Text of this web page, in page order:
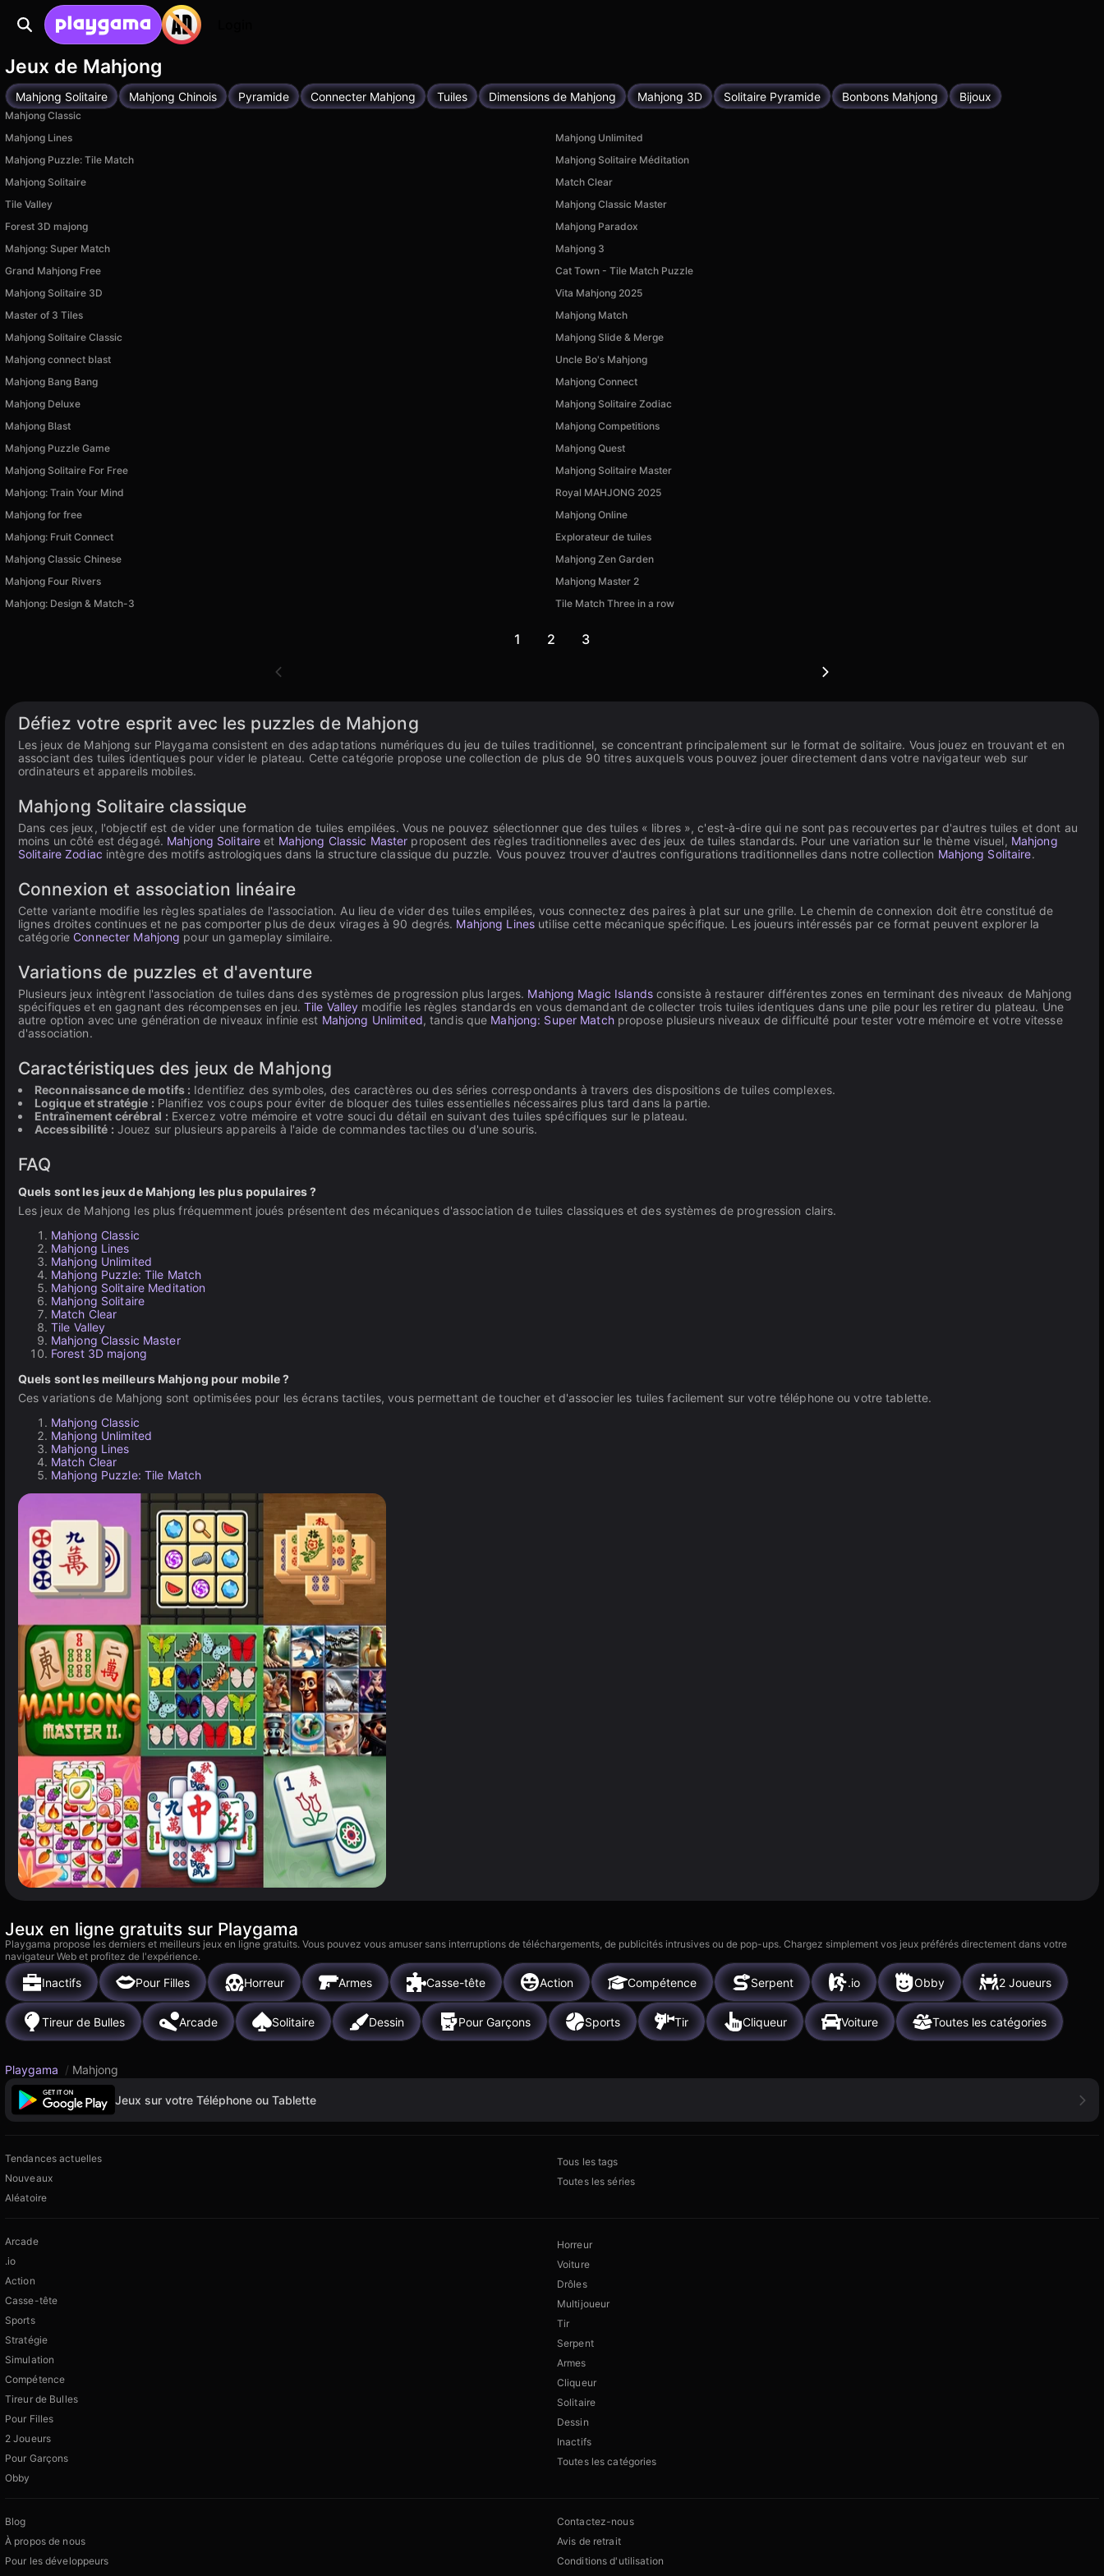
Jeux de Mahjong
Mahjong Solitaire Mahjong Chinois Pyramide Connecter Mahjong Tuiles Dimensions de Mahjong Mahjong 3D Solitaire Pyramide Bonbons Mahjong Bijoux
Mahjong Classic
Mahjong Lines
Mahjong Unlimited
Mahjong Puzzle: Tile Match
Mahjong Solitaire Méditation
Mahjong Solitaire
Match Clear
Tile Valley
Mahjong Classic Master
Forest 3D majong
Mahjong Paradox
Mahjong: Super Match
Mahjong 3
Grand Mahjong Free
Cat Town - Tile Match Puzzle
Mahjong Solitaire 3D
Vita Mahjong 2025
Master of 3 Tiles
Mahjong Match
Mahjong Solitaire Classic
Mahjong Slide & Merge
Mahjong connect blast
Uncle Bo's Mahjong
Mahjong Bang Bang
Mahjong Connect
Mahjong Deluxe
Mahjong Solitaire Zodiac
Mahjong Blast
Mahjong Competitions
Mahjong Puzzle Game
Mahjong Quest
Mahjong Solitaire For Free
Mahjong Solitaire Master
Mahjong: Train Your Mind
Royal MAHJONG 2025
Mahjong for free
Mahjong Online
Mahjong: Fruit Connect
Explorateur de tuiles
Mahjong Classic Chinese
Mahjong Zen Garden
Mahjong Four Rivers
Mahjong Master 2
Mahjong: Design & Match-3
Tile Match Three in a row
1 2 3
Défiez votre esprit avec les puzzles de Mahjong
Les jeux de Mahjong sur Playgama consistent en des adaptations numériques du jeu de tuiles traditionnel, se concentrant principalement sur le format de solitaire. Vous jouez en trouvant et en
associant des tuiles identiques pour vider le plateau. Cette catégorie propose une collection de plus de 90 titres auxquels vous pouvez jouer directement dans votre navigateur web sur
ordinateurs et appareils mobiles.
Mahjong Solitaire classique
Dans ces jeux, l'objectif est de vider une formation de tuiles empilées. Vous ne pouvez sélectionner que des tuiles « libres », c'est-à-dire qui ne sont pas recouvertes par d'autres tuiles et dont au
moins un côté est dégagé. Mahjong Solitaire et Mahjong Classic Master proposent des règles traditionnelles avec des jeux de tuiles standards. Pour une variation sur le thème visuel, Mahjong
Solitaire Zodiac intègre des motifs astrologiques dans la structure classique du puzzle. Vous pouvez trouver d'autres configurations traditionnelles dans notre collection Mahjong Solitaire.
Connexion et association linéaire
Cette variante modifie les règles spatiales de l'association. Au lieu de vider des tuiles empilées, vous connectez des paires à plat sur une grille. Le chemin de connexion doit être constitué de
lignes droites continues et ne pas comporter plus de deux virages à 90 degrés. Mahjong Lines utilise cette mécanique spécifique. Les joueurs intéressés par ce format peuvent explorer la
catégorie Connecter Mahjong pour un gameplay similaire.
Variations de puzzles et d'aventure
Plusieurs jeux intègrent l'association de tuiles dans des systèmes de progression plus larges. Mahjong Magic Islandsconsiste à restaurer différentes zones en terminant des niveaux de Mahjong
spécifiques et en gagnant des récompenses en jeu. Tile Valley modifie les règles standards en vous demandant de collecter trois tuiles identiques dans une pile pour les retirer du plateau. Une
autre option avec une génération de niveaux infinie est Mahjong Unlimited, tandis que Mahjong: Super Matchpropose plusieurs niveaux de difficulté pour tester votre mémoire et votre vitesse
d'association.
Caractéristiques des jeux de Mahjong
Reconnaissance de motifs : Identifiez des symboles, des caractères ou des séries correspondants à travers des dispositions de tuiles complexes.
Logique et stratégie : Planifiez vos coups pour éviter de bloquer des tuiles essentielles nécessaires plus tard dans la partie.
Entraînement cérébral : Exercez votre mémoire et votre souci du détail en suivant des tuiles spécifiques sur le plateau.
Accessibilité : Jouez sur plusieurs appareils à l'aide de commandes tactiles ou d'une souris.
FAQ
Quels sont les jeux de Mahjong les plus populaires ?
Les jeux de Mahjong les plus fréquemment joués présentent des mécaniques d'association de tuiles classiques et des systèmes de progression clairs.
Mahjong Classic
Mahjong Lines
Mahjong Unlimited
Mahjong Puzzle: Tile Match
Mahjong Solitaire Meditation
Mahjong Solitaire
Match Clear
Tile Valley
Mahjong Classic Master
Forest 3D majong
Quels sont les meilleurs Mahjong pour mobile ?
Ces variations de Mahjong sont optimisées pour les écrans tactiles, vous permettant de toucher et d'associer les tuiles facilement sur votre téléphone ou votre tablette.
Mahjong Classic
Mahjong Unlimited
Mahjong Lines
Match Clear
Mahjong Puzzle: Tile Match
Jeux en ligne gratuits sur Playgama
Playgama propose les derniers et meilleurs jeux en ligne gratuits. Vous pouvez vous amuser sans interruptions de téléchargements, de publicités intrusives ou de pop-ups. Chargez simplement vos jeux préférés directement dans votre
navigateur Web et profitez de l'expérience.
Inactifs Pour Filles Horreur Armes Casse-tête Action Compétence Serpent .io Obby 2 Joueurs
Tireur de Bulles Arcade Solitaire Dessin Pour Garçons Sports Tir Cliqueur Voiture Toutes les catégories
Playgama / Mahjong
Jeux sur votre Téléphone ou Tablette
Tendances actuelles
Nouveaux
Aléatoire
Tous les tags
Toutes les séries
Arcade
.io
Action
Casse-tête
Sports
Stratégie
Simulation
Compétence
Tireur de Bulles
Pour Filles
2 Joueurs
Pour Garçons
Obby
Horreur
Voiture
Drôles
Multijoueur
Tir
Serpent
Armes
Cliqueur
Solitaire
Dessin
Inactifs
Toutes les catégories
Blog
À propos de nous
Pour les développeurs
Contactez-nous
Avis de retrait
Conditions d'utilisation